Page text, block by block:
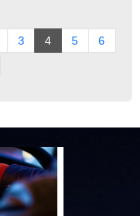
3 4 5
6